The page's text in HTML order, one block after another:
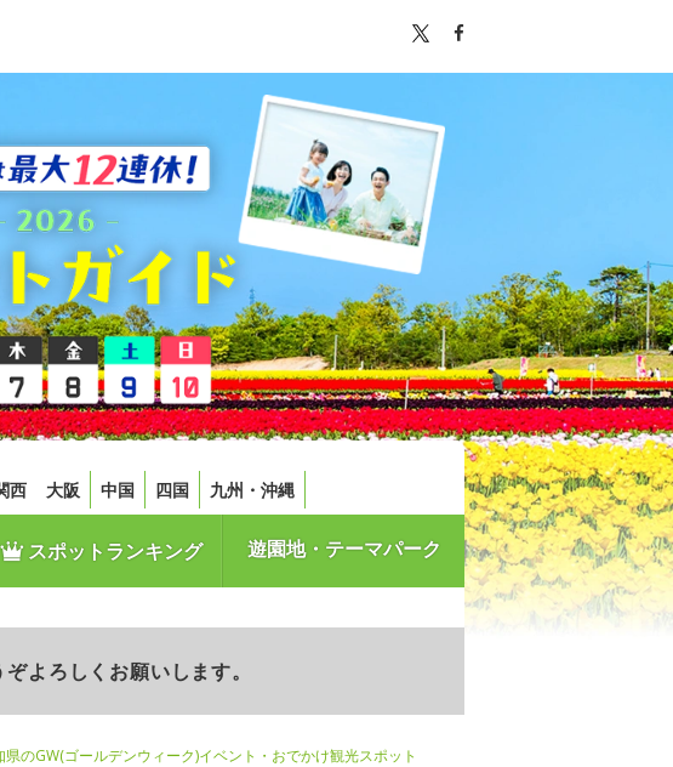
西 大阪 中国 四国 九州・沖縄
スポットランキング 遊園地・テーマパーク
よろしくお願いします。
県のGW(ゴールデンウィーク)イベント・おでかけ観光スポット